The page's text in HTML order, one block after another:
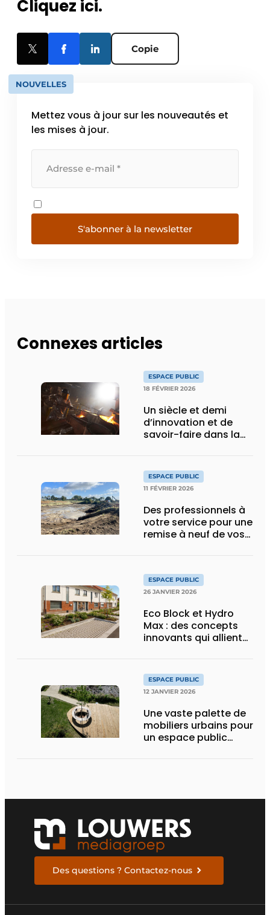
Cliquez ici.
Copie
NOUVELLES
Mettez vous à jour sur les nouveautés et
les mises à jour.
S'abonner à la newsletter
Connexes articles
ESPACE PUBLIC
18 FÉVRIER 2026
Un siècle et demi
d’innovation et de
savoir-faire dans la
ESPACE PUBLIC
11 FÉVRIER 2026
Des professionnels à
votre service pour une
remise à neuf de vos
ESPACE PUBLIC
26 JANVIER 2026
Eco Block et Hydro
Max : des concepts
innovants qui allient
résistance
ESPACE PUBLIC
12 JANVIER 2026
Une vaste palette de
mobiliers urbains pour
un espace public
Des questions ? Contactez-nous